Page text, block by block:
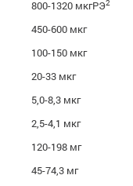
800-1320 мкгРЭ2
450-600 мкг
100-150 мкг
20-33 мкг
5,0-8,3 мкг
2,5-4,1 мкг
120-198 мг
45-74,3 мг